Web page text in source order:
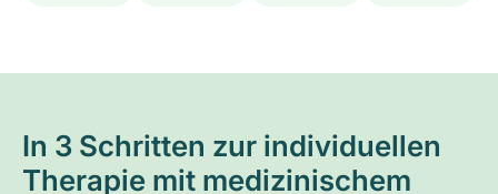
In 3 Schritten zur individuellen
Therapie mit medizinischem